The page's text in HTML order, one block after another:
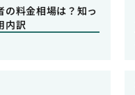
の料金相場は？知っ
内訳